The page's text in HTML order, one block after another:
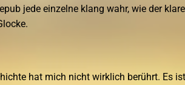
jede einzelne klang wahr, wie der
hat mich nicht wirklich berührt. Es